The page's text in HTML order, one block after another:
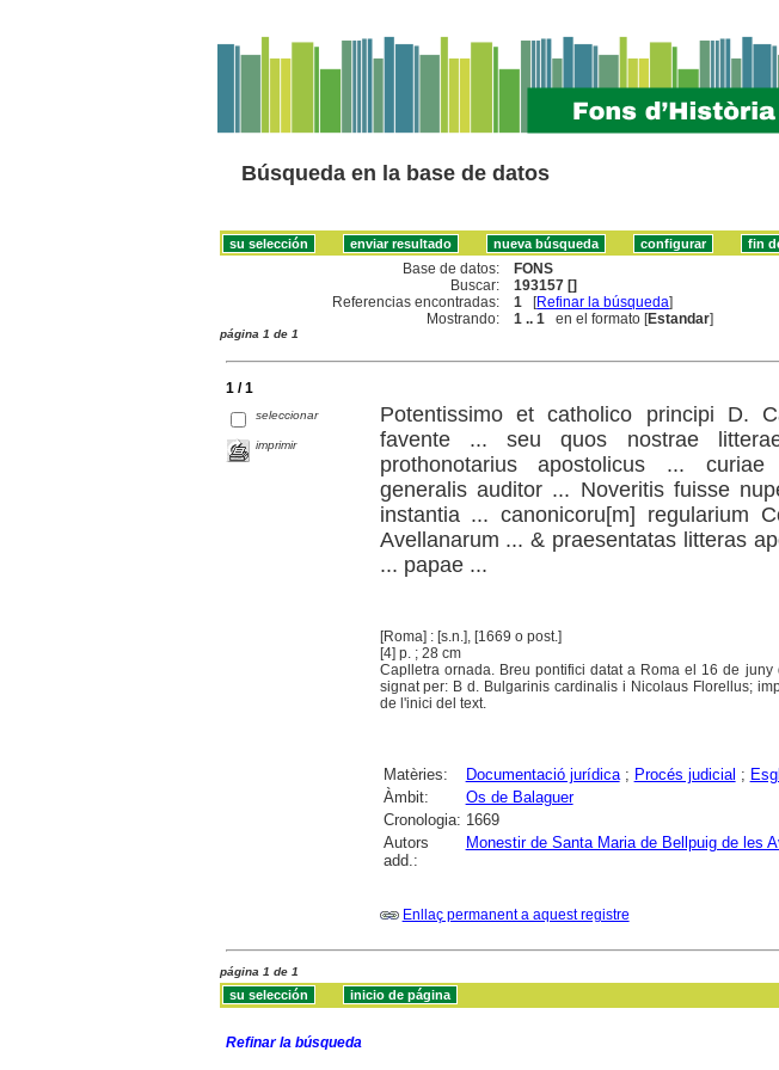
Búsqueda en la base de datos
Base de datos:
FONS
Buscar:
193157 []
Referencias encontradas:
1 [Refinar la búsqueda]
Mostrando:
1 .. 1 en el formato [Estandar]
página 1 de 1
1 / 1
seleccionar
imprimir
Potentissimo et catholico principi D.
favente ... seu quos nostrae
prothonotarius apostolicus ... curiae
generalis auditor ... Noveritis fuisse
instantia ... canonicoru[m] regularium
Avellanarum ... & praesentatas litteras
... papae ...
[Roma] : [s.n.], [1669 o post.]
[4] p. ; 28 cm
Caplletra ornada. Breu pontifici datat a Roma el 16 de
signat per: B d. Bulgarinis cardinalis i Nicolaus Florellus;
de l'inici del text.
Matèries: Documentació jurídica; Procés judicial ;
Àmbit:
Os de Balaguer
Cronologia: 1669
Autors
add.:
Monestir de Santa Maria de Bellpuig de les
Enllaç permanent a aquest registre
página 1 de 1
Refinar la búsqueda